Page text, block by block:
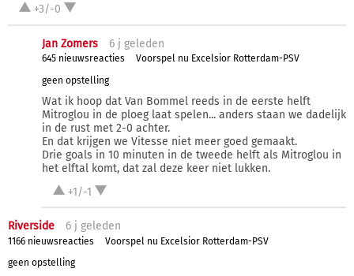
+3/-0
Jan Zomers 6 j geleden
645 nieuwsreacties
Voorspel nu Excelsior Rotterdam-PSV
geen opstelling
Wat ik hoop dat Van Bommel reeds in de eerste helft
Mitroglou in de ploeg laat spelen... anders staan we dadelijk
in de rust met 2-0 achter.
En dat krijgen we Vitesse niet meer goed gemaakt.
Drie goals in 10 minuten in de tweede helft als Mitroglou in
het elftal komt, dat zal deze keer niet lukken.
+1/-1
Riverside 6 j geleden
1166 nieuwsreacties
Voorspel nu Excelsior Rotterdam-PSV
geen opstelling